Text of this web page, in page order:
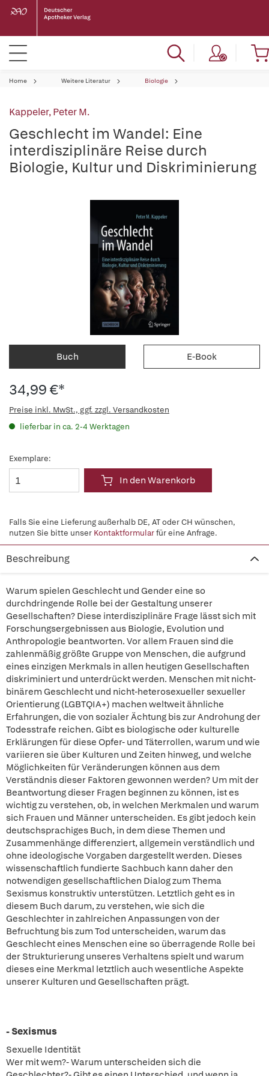
Home Weitere Literatur Biologie
Kappeler, Peter M.
Geschlecht im Wandel: Eine
interdisziplinäre Reise durch
Biologie, Kultur und Diskriminierung
Buch E-Book
34,99 €*
Preise inkl. MwSt., ggf. zzgl. Versandkosten
lieferbar in ca. 2-4 Werktagen
Exemplare:
In den Warenkorb
Falls Sie eine Lieferung außerhalb DE, AT oder CH wünschen,
nutzen Sie bitte unser Kontaktformularfür eine Anfrage.
Beschreibung
Warum spielen Geschlecht und Gender eine so
durchdringende Rolle bei der Gestaltung unserer
Gesellschaften? Diese interdisziplinäre Frage lässt sich mit
Forschungsergebnissen aus Biologie, Evolution und
Anthropologie beantworten. Vor allem Frauen sind die
zahlenmäßig größte Gruppe von Menschen, die aufgrund
eines einzigen Merkmals in allen heutigen Gesellschaften
diskriminiert und unterdrückt werden. Menschen mit nicht-
binärem Geschlecht und nicht-heterosexueller sexueller
Orientierung (LGBTQIA+) machen weltweit ähnliche
Erfahrungen, die von sozialer Ächtung bis zur Androhung der
Todesstrafe reichen. Gibt es biologische oder kulturelle
Erklärungen für diese Opfer- und Täterrollen, warum und wie
variieren sie über Kulturen und Zeiten hinweg, und welche
Möglichkeiten für Veränderungen können aus dem
Verständnis dieser Faktoren gewonnen werden? Um mit der
Beantwortung dieser Fragen beginnen zu können, ist es
wichtig zu verstehen, ob, in welchen Merkmalen und warum
sich Frauen und Männer unterscheiden. Es gibt jedoch kein
deutschsprachiges Buch, in dem diese Themen und
Zusammenhänge differenziert, allgemein verständlich und
ohne ideologische Vorgaben dargestellt werden. Dieses
wissenschaftlich fundierte Sachbuch kann daher den
notwendigen gesellschaftlichen Dialog zum Thema
Sexismus konstruktiv unterstützen. Letztlich geht es in
diesem Buch darum, zu verstehen, wie sich die
Geschlechter in zahlreichen Anpassungen von der
Befruchtung bis zum Tod unterscheiden, warum das
Geschlecht eines Menschen eine so überragende Rolle bei
der Strukturierung unseres Verhaltens spielt und warum
dieses eine Merkmal letztlich auch wesentliche Aspekte
unserer Kulturen und Gesellschaften prägt.
- Sexismus
Sexuelle Identität
Wer mit wem?- Warum unterscheiden sich die